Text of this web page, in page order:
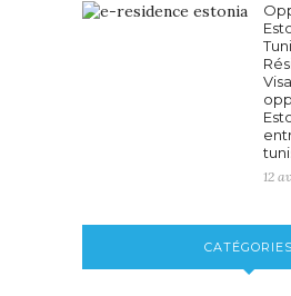
12
CATÉGORIES